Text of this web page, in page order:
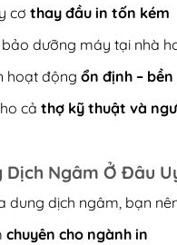
cơ thay đầu in tốn kém
dưỡng máy tại nhà
hoạt động ổn định – bền
cả thợ kỹ thuật và
Dịch Ngâm Ở Đâu
dung dịch ngâm, bạn
chuyên cho ngành in